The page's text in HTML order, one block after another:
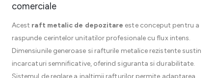
comerciale
Acest raft metalic de depozitare este conceput pentru a
raspunde cerintelor unitatilor profesionale cu flux intens.
Dimensiunile generoase si rafturile metalice rezistente sustin
incarcaturi semnificative, oferind siguranta si durabilitate.
Sistemul de reglare a inaltimii rafturilor permite adaptarea